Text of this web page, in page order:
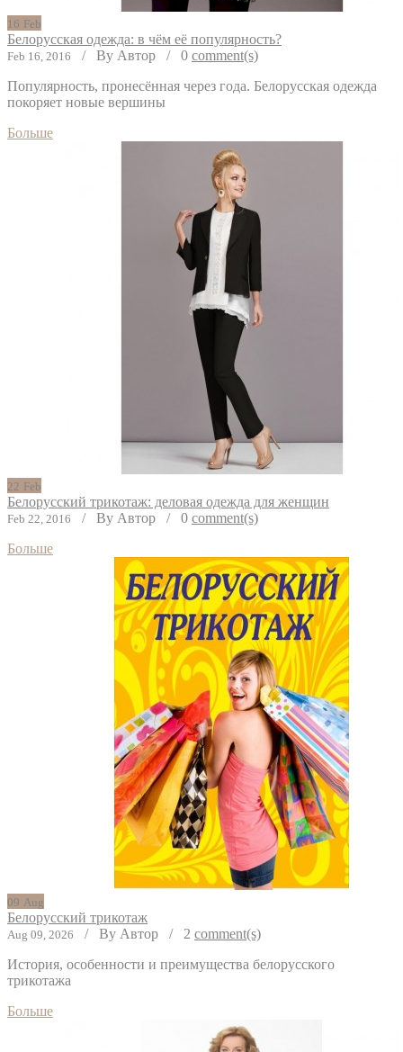
16 Feb
Белорусская одежда: в чём её популярность?
Feb 16, 2016 / By Автор / 0 comment(s)
Популярность, пронесённая через года. Белорусская одежда
покоряет новые вершины
Больше
22 Feb
Белорусский трикотаж: деловая одежда для женщин
Feb 22, 2016 / By Автор / 0 comment(s)
Больше
09 Aug
Белорусский трикотаж
Aug 09, 2026 / By Автор / 2 comment(s)
История, особенности и преимущества белорусского
трикотажа
Больше